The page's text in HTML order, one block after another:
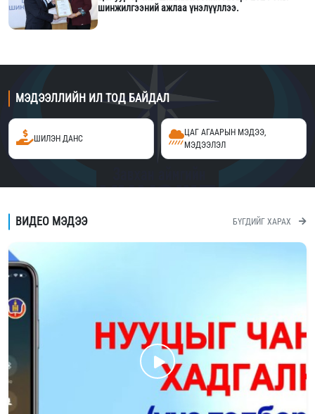
шинжилгээний ажлаа үнэлүүллээ.
МЭДЭЭЛЛИЙН ИЛ ТОД БАЙДАЛ
ШИЛЭН ДАНС
ЦАГ АГААРЫН МЭДЭЭ,
МЭДЭЭЛЭЛ
ВИДЕО МЭДЭЭ БҮГДИЙГ ХАРАХ